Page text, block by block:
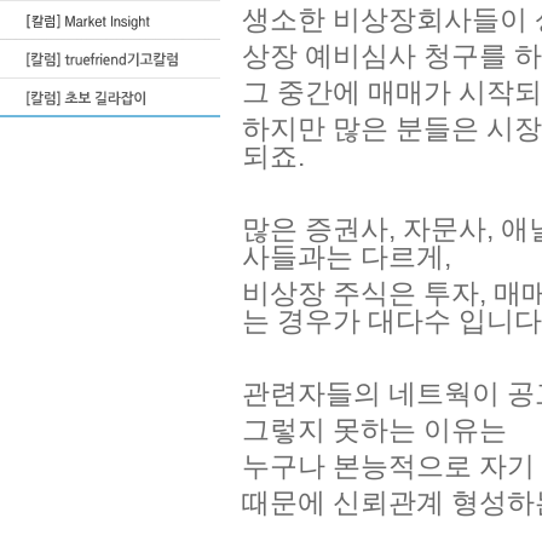
생소한 비상장회사들이
상장 예비심사 청구를
그 중간에 매매가 시작
하지만 많은 분들은 시
되죠.
많은 증권사, 자문사,
사들과는 다르게,
비상장 주식은 투자, 매
는 경우가 대다수 입니
관련자들의 네트웍이
그렇지 못하는 이유는
누구나 본능적으로 자
때문에 신뢰관계 형성